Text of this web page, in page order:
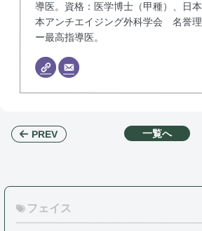
導医。資格：医学博士（甲種）、日
本アンチエイジング外科学会 名誉理
ー最高指導医。
PREV 一覧へ
フェイス